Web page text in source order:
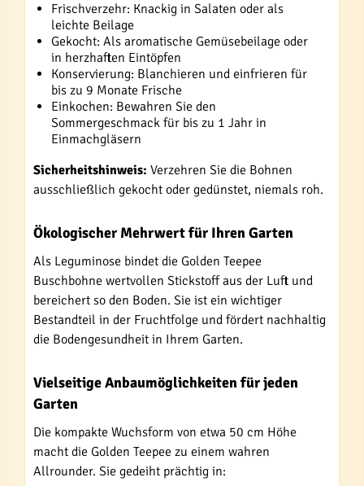
Frischverzehr: Knackig in Salaten oder als
leichte Beilage
Gekocht: Als aromatische Gemüsebeilage oder
in herzhaften Eintöpfen
Konservierung: Blanchieren und einfrieren für
bis zu 9 Monate Frische
Einkochen: Bewahren Sie den
Sommergeschmack für bis zu 1 Jahr in
Einmachgläsern
Sicherheitshinweis: Verzehren Sie die Bohnen
ausschließlich gekocht oder gedünstet, niemals roh.
Ökologischer Mehrwert für Ihren Garten
Als Leguminose bindet die Golden Teepee
Buschbohne wertvollen Stickstoff aus der Luft und
bereichert so den Boden. Sie ist ein wichtiger
Bestandteil in der Fruchtfolge und fördert nachhaltig
die Bodengesundheit in Ihrem Garten.
Vielseitige Anbaumöglichkeiten für jeden
Garten
Die kompakte Wuchsform von etwa 50 cm Höhe
macht die Golden Teepee zu einem wahren
Allrounder. Sie gedeiht prächtig in: